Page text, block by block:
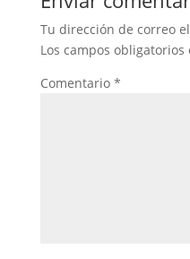
Tu dirección de correo
Los campos
Comentario *